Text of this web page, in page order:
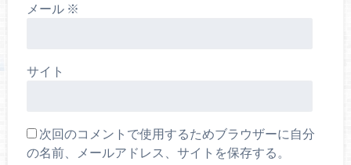
メール ※
サイト
次回のコメントで使用するためブラウザーに自分
の名前、メールアドレス、サイトを保存する。